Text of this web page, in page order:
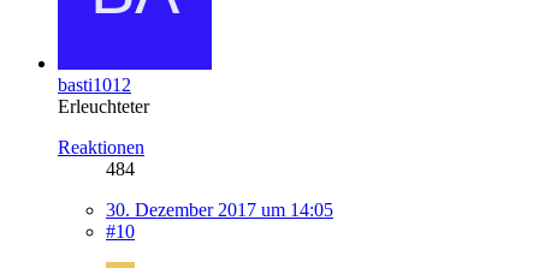
basti1012
Erleuchteter
Reaktionen
484
30. Dezember 2017 um 14:05
#10